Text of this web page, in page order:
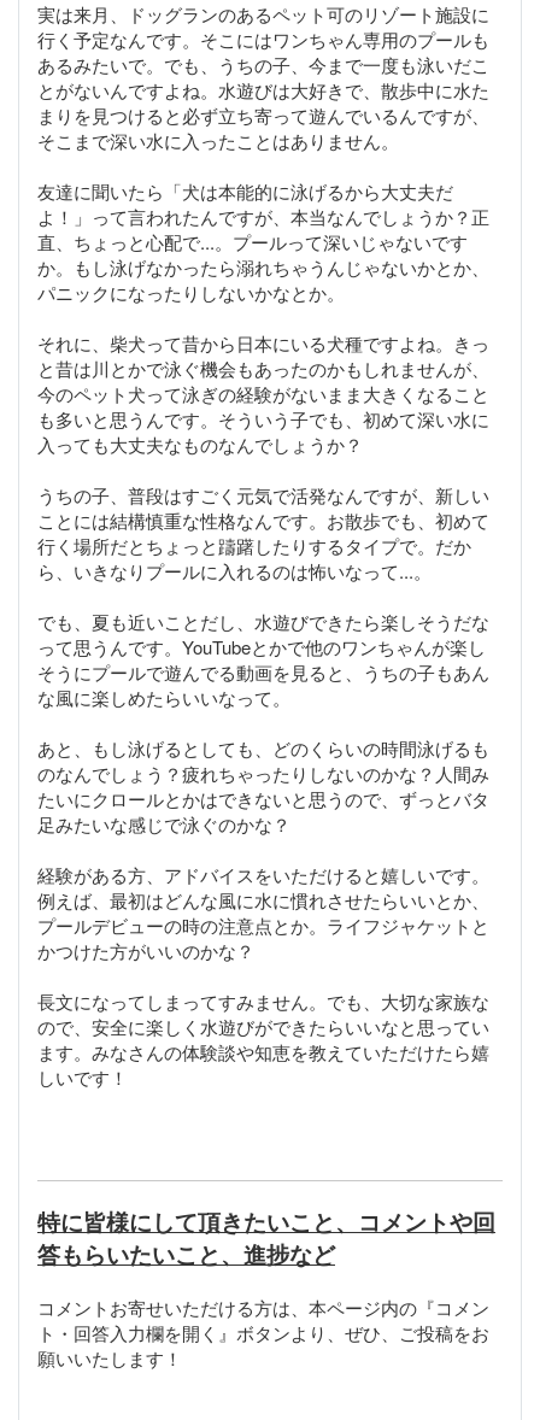
実は来月、ドッグランのあるペット可のリゾート施設に
行く予定なんです。そこにはワンちゃん専用のプールも
あるみたいで。でも、うちの子、今まで一度も泳いだこ
とがないんですよね。水遊びは大好きで、散歩中に水た
まりを見つけると必ず立ち寄って遊んでいるんですが、
そこまで深い水に入ったことはありません。
友達に聞いたら「犬は本能的に泳げるから大丈夫だ
よ！」って言われたんですが、本当なんでしょうか？正
直、ちょっと心配で...。プールって深いじゃないです
か。もし泳げなかったら溺れちゃうんじゃないかとか、
パニックになったりしないかなとか。
それに、柴犬って昔から日本にいる犬種ですよね。きっ
と昔は川とかで泳ぐ機会もあったのかもしれませんが、
今のペット犬って泳ぎの経験がないまま大きくなること
も多いと思うんです。そういう子でも、初めて深い水に
入っても大丈夫なものなんでしょうか？
うちの子、普段はすごく元気で活発なんですが、新しい
ことには結構慎重な性格なんです。お散歩でも、初めて
行く場所だとちょっと躊躇したりするタイプで。だか
ら、いきなりプールに入れるのは怖いなって...。
でも、夏も近いことだし、水遊びできたら楽しそうだな
って思うんです。YouTubeとかで他のワンちゃんが楽し
そうにプールで遊んでる動画を見ると、うちの子もあん
な風に楽しめたらいいなって。
あと、もし泳げるとしても、どのくらいの時間泳げるも
のなんでしょう？疲れちゃったりしないのかな？人間み
たいにクロールとかはできないと思うので、ずっとバタ
足みたいな感じで泳ぐのかな？
経験がある方、アドバイスをいただけると嬉しいです。
例えば、最初はどんな風に水に慣れさせたらいいとか、
プールデビューの時の注意点とか。ライフジャケットと
かつけた方がいいのかな？
長文になってしまってすみません。でも、大切な家族な
ので、安全に楽しく水遊びができたらいいなと思ってい
ます。みなさんの体験談や知恵を教えていただけたら嬉
しいです！
特に皆様にして頂きたいこと、コメントや回
答もらいたいこと、進捗など
コメントお寄せいただける方は、本ページ内の『コメン
ト・回答入力欄を開く』ボタンより、ぜひ、ご投稿をお
願いいたします！